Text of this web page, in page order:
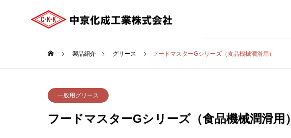
製品紹介 グリース フードマスターGシリーズ（食品機械潤滑用）
一般用グリース
フードマスターGシリーズ（食品機械潤滑用）